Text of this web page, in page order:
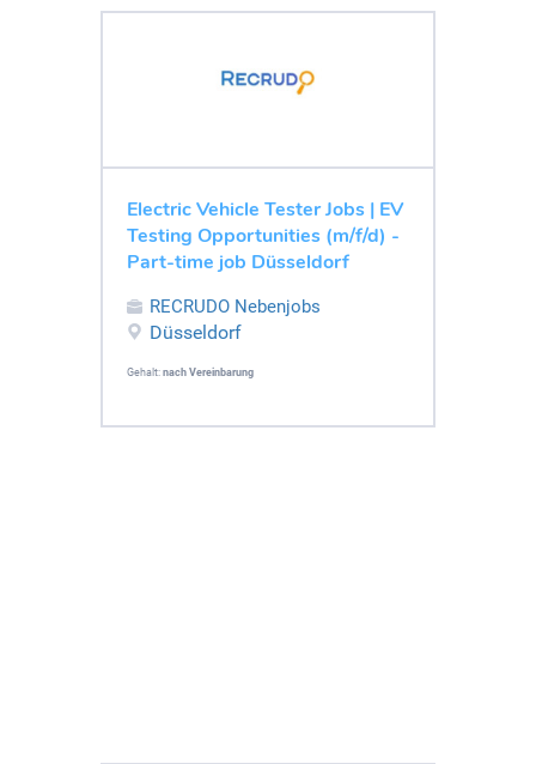
Electric Vehicle Tester Jobs | EV
Testing Opportunities (m/f/d) -
Part-time job Düsseldorf
RECRUDO Nebenjobs
Düsseldorf
Gehalt: nach Vereinbarung